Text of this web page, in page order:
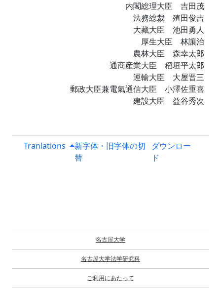
内閣総理大臣 吉田茂
法務総裁 殖田俊吉
大藏大臣 池田勇人
厚生大臣 林讓治
農林大臣 森幸太郎
通商産業大臣 稻垣平太郎
運輸大臣 大屋晋三
郵政大臣兼電氣通信大臣 小澤佐重喜
建設大臣 益谷秀次
Tranlations
新字体・旧字体の切
替
ダウンロー
ド
名古屋大学
名古屋大学法学研究科
ご利用にあたって